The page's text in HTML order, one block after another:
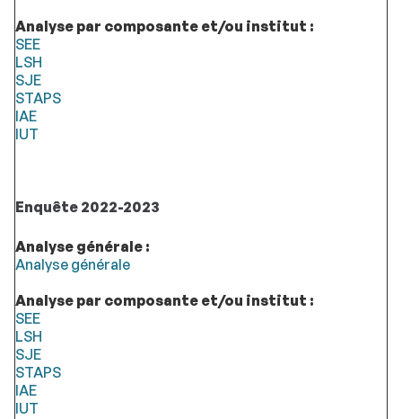
Analyse par composante et/ou institut :
SEE
LSH
SJE
STAPS
IAE
IUT
Enquête 2022-2023
Analyse générale :
Analyse générale
Analyse par composante et/ou institut :
SEE
LSH
SJE
STAPS
IAE
IUT